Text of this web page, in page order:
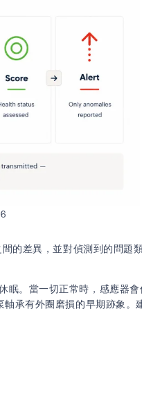
的差異，並對偵測到的問題
眠。當一切正常時，感應器會
承有外圈磨損的早期跡象。